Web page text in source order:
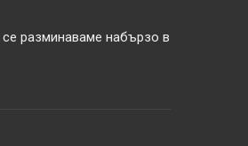
разминаваме набързо в